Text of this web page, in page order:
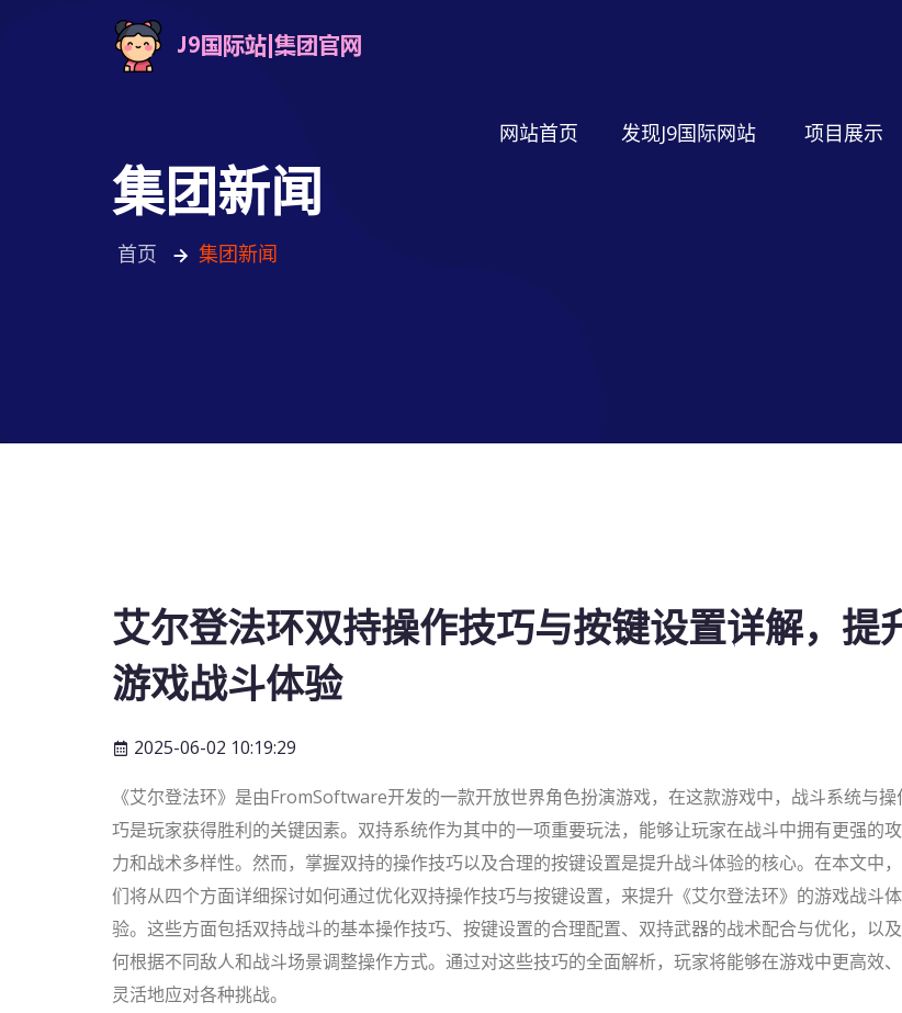
网站首页 发现J9国际网站 项目展示
集团新闻
首页 集团新闻
艾尔登法环双持操作技巧与按键设置详解，提
游戏战斗体验
2025-06-02 10:19:29
《艾尔登法环》是由FromSoftware开发的一款开放世界角色扮演游戏，在这款游戏中，战斗系统与操
巧是玩家获得胜利的关键因素。双持系统作为其中的一项重要玩法，能够让玩家在战斗中拥有更强的
力和战术多样性。然而，掌握双持的操作技巧以及合理的按键设置是提升战斗体验的核心。在本文中
们将从四个方面详细探讨如何通过优化双持操作技巧与按键设置，来提升《艾尔登法环》的游戏战斗体
验。这些方面包括双持战斗的基本操作技巧、按键设置的合理配置、双持武器的战术配合与优化，以
何根据不同敌人和战斗场景调整操作方式。通过对这些技巧的全面解析，玩家将能够在游戏中更高效
灵活地应对各种挑战。